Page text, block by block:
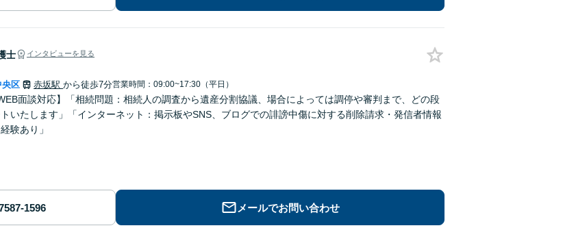
士 インタビューを見る
央区 赤坂駅 から徒歩7分営業時間：09:00~17:30（平日）
面談対応】「相続問題：相続人の調査から遺産分割協議、場合によっては調停や審判まで、どの段
いたします」「インターネット：掲示板やSNS、ブログでの誹謗中傷に対する削除請求・発信者情報
験あり」
メールでお問い合わせ